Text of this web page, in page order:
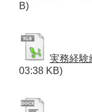
B)
実務経験
03:38 KB)